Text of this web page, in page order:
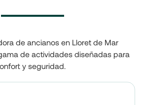
de ancianos en Lloret de Mar
de actividades diseñadas para
y seguridad.